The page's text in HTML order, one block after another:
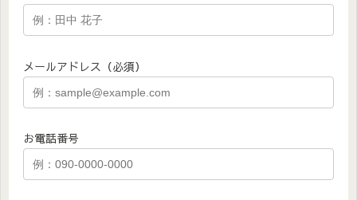
メールアドレス（必須）
お電話番号